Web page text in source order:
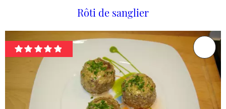
Rôti de sanglier